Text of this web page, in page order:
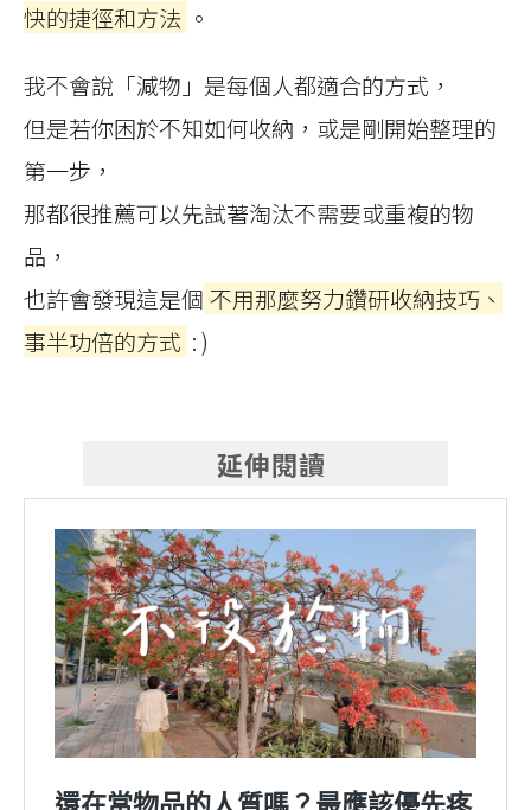
快的捷徑和方法 。
我不會說「減物」是每個人都適合的方式，
但是若你困於不知如何收納，或是剛開始整理的
第一步，
那都很推薦可以先試著淘汰不需要或重複的物
品，
也許會發現這是個 不用那麼努力鑽研收納技巧、
事半功倍的方式 : )
延伸閱讀